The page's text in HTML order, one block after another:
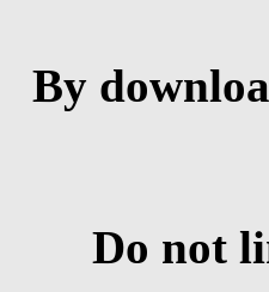
By
Do not